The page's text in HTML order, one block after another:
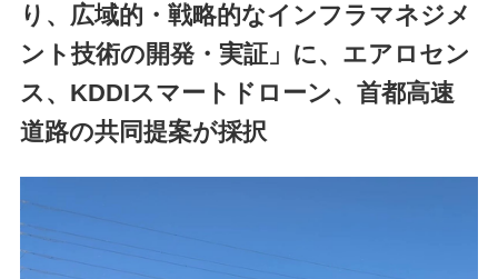
り、広域的・戦略的なインフラマネジメ
ント技術の開発・実証」に、エアロセン
ス、KDDIスマートドローン、首都高速
道路の共同提案が採択